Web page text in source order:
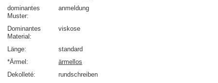
dominantes
Muster
anmeldung
Dominantes
Material
viskose
Länge
standard
*Ärmel
ärmellos
Dekolleté
rundschreiben